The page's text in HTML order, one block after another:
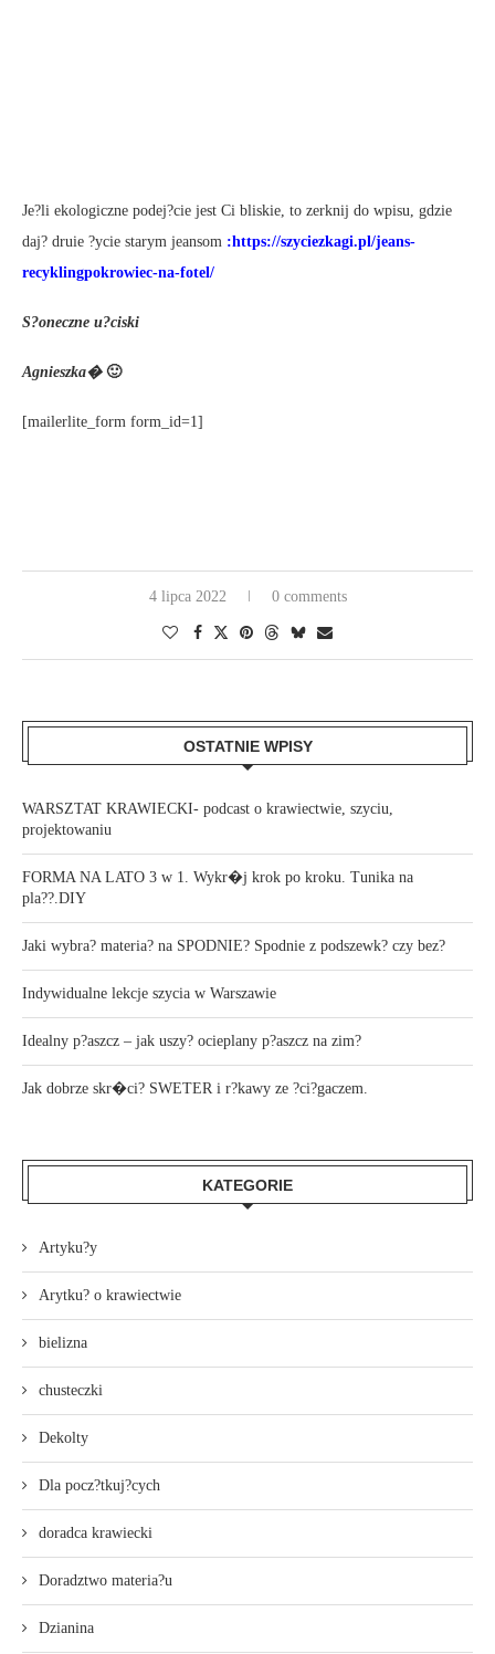
Je?li ekologiczne podej?cie jest Ci bliskie, to zerknij do wpisu, gdzie
daj? druie ?ycie starym jeansom :https://szyciezkagi.pl/jeans-
recyklingpokrowiec-na-fotel/
S?oneczne u?ciski
Agnieszka� 🙂
[mailerlite_form form_id=1]
4 lipca 2022 0 comments
OSTATNIE WPISY
WARSZTAT KRAWIECKI- podcast o krawiectwie, szyciu,
projektowaniu
FORMA NA LATO 3 w 1. Wykr�j krok po kroku. Tunika na
pla??.DIY
Jaki wybra? materia? na SPODNIE? Spodnie z podszewk? czy bez?
Indywidualne lekcje szycia w Warszawie
Idealny p?aszcz – jak uszy? ocieplany p?aszcz na zim?
Jak dobrze skr�ci? SWETER i r?kawy ze ?ci?gaczem.
KATEGORIE
Artyku?y
Arytku? o krawiectwie
bielizna
chusteczki
Dekolty
Dla pocz?tkuj?cych
doradca krawiecki
Doradztwo materia?u
Dzianina